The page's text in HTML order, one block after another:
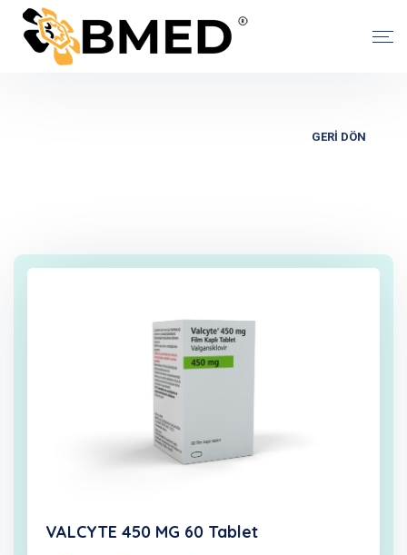
GERİ DÖN
VALCYTE 450 MG 60 Tablet